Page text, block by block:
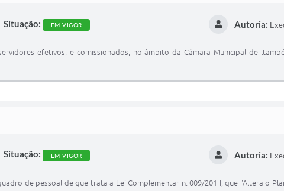
Situação: EM VIGOR Autoria:
efetivos, e comissionados, no âmbito da Câmara Municipal de
Situação: EM VIGOR Autoria:
de pessoal de que trata a Lei Complementar n. 009/201 I, que "Altera o